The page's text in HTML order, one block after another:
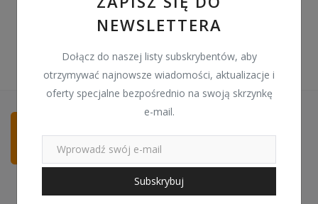
Polski
NEWSLETTERA
Dołącz do naszej listy subskrybentów, aby
otrzymywać najnowsze wiadomości, aktualizacje i
oferty specjalne bezpośrednio na swoją skrzynkę
e-mail.
Subskrybuj